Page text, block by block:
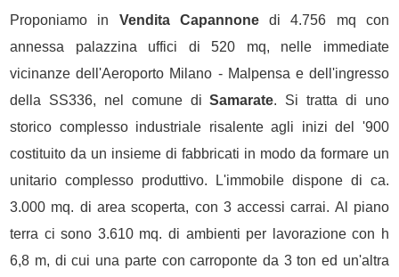
Proponiamo in Vendita Capannonedi 4.756 mq con
annessa palazzina uffici di 520 mq, nelle immediate
vicinanze dell'Aeroporto Milano - Malpensa e dell'ingresso
della SS336, nel comune diSamarate. Si tratta di uno
storico complesso industriale risalente agli inizi del '900
costituito da un insieme di fabbricati in modo da formare un
unitario complesso produttivo. L'immobile dispone di ca.
3.000 mq. di area scoperta, con 3 accessi carrai. Al piano
terra ci sono 3.610 mq. di ambienti per lavorazione con h
6,8 m, di cui una parte con carroponte da 3 ton ed un'altra